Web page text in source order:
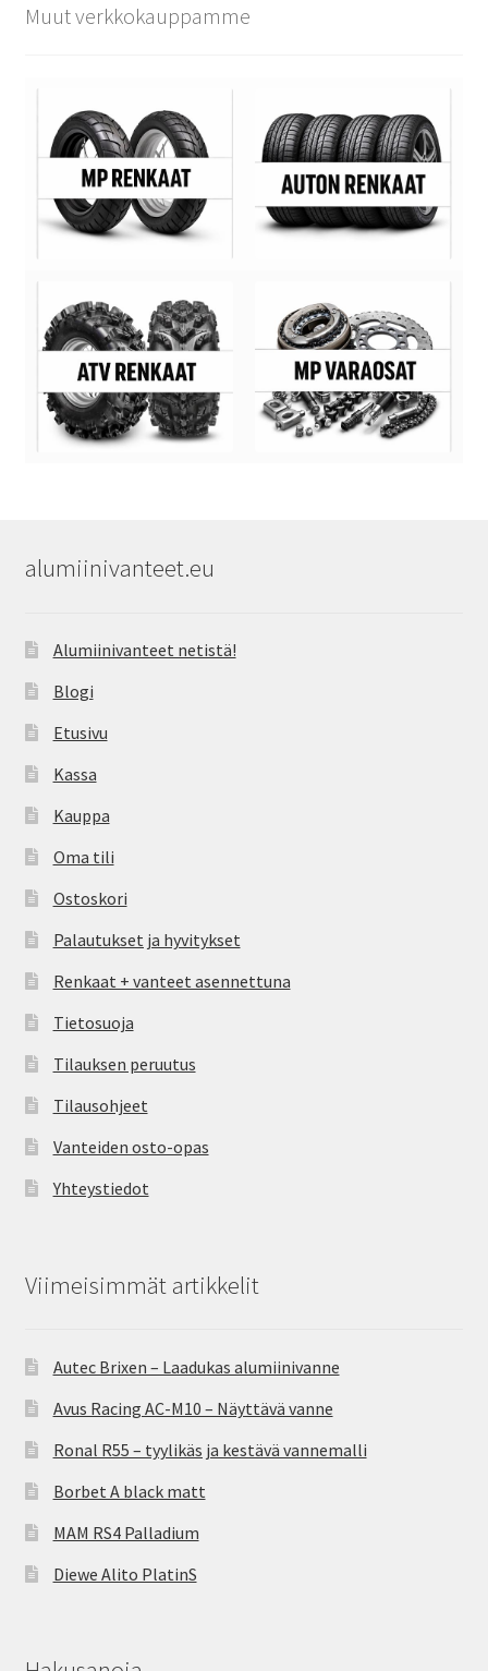
Muut verkkokauppamme
alumiinivanteet.eu
Alumiinivanteet netistä!
Blogi
Etusivu
Kassa
Kauppa
Oma tili
Ostoskori
Palautukset ja hyvitykset
Renkaat + vanteet asennettuna
Tietosuoja
Tilauksen peruutus
Tilausohjeet
Vanteiden osto-opas
Yhteystiedot
Viimeisimmät artikkelit
Autec Brixen – Laadukas alumiinivanne
Avus Racing AC-M10 – Näyttävä vanne
Ronal R55 – tyylikäs ja kestävä vannemalli
Borbet A black matt
MAM RS4 Palladium
Diewe Alito PlatinS